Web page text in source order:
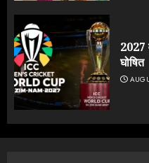
2027
घोषित